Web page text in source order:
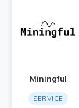
Miningful
SERVICE